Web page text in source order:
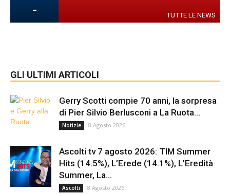
- TUTTE LE NEWS
GLI ULTIMI ARTICOLI
Gerry Scotti compie 70 anni, la sorpresa
di Pier Silvio Berlusconi a La Ruota...
Notizie 8 Agosto 2026
Ascolti tv 7 agosto 2026: TIM Summer
Hits (14.5%), L’Erede (14.1%), L’Eredità
Summer, La...
Ascolti 8 Agosto 2026